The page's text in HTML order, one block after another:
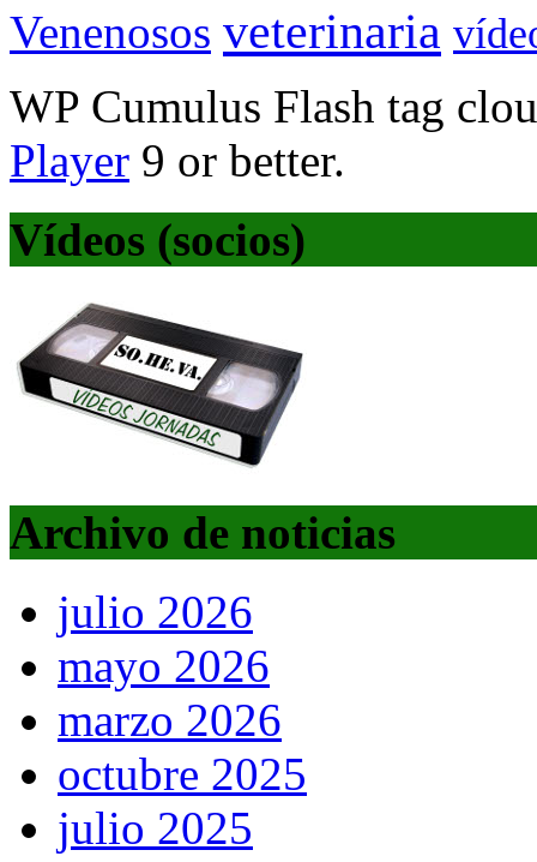
Venenosos veterinaria
WP Cumulus Flash tag
Player 9 or better.
Vídeos (socios)
Archivo de noticias
julio 2026
mayo 2026
marzo 2026
octubre 2025
julio 2025